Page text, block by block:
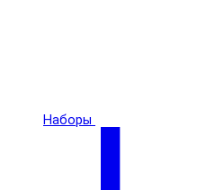
Наборы